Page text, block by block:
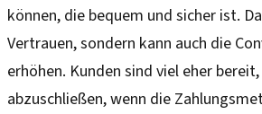
können, die bequem und sicher ist.
Vertrauen, sondern kann auch die
erhöhen. Kunden sind viel eher
abzuschließen, wenn die